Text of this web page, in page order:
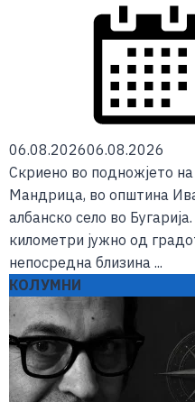
06.08.202606.08.2026
Скриено во подножјето
Мандрица, во општина
албанско село во
километри јужно од
непосредна близина ...
КОЛУМНИ